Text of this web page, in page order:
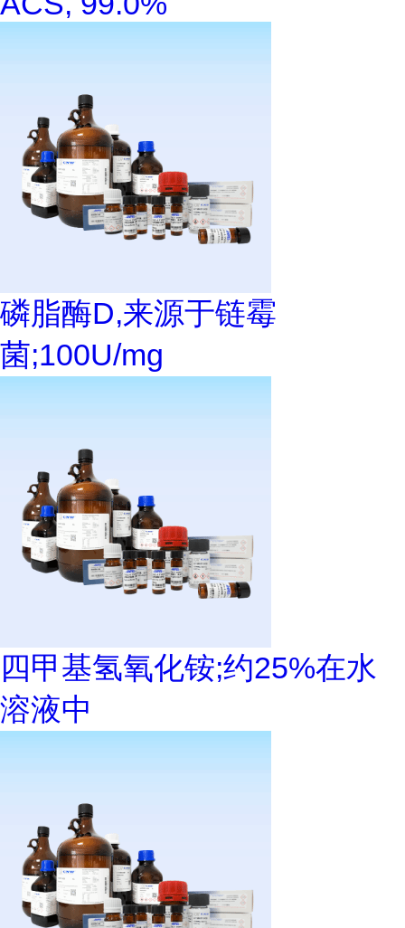
磷脂酶D,来源于链霉
菌;100U/mg
四甲基氢氧化铵;约25%在水
溶液中